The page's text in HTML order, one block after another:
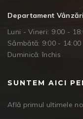
Departament Vânzări
Luni - Vineri: 9:00 -
Sâmbătă: 9:00 - 14:00
Duminică: închis
SUNTEM AICI
Află primul ultimele